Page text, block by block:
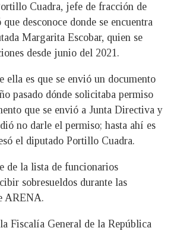
Cuadra, jefe de fracción de
desconoce donde se encuentra
Margarita Escobar, quien se
desde junio del 2021.
ella es que se envió un documento
pasado dónde solicitaba permiso
que se envió a Junta Directiva y
no darle el permiso; hasta ahí es
el diputado Portillo Cuadra.
de la lista de funcionarios
sobresueldos durante las
ARENA.
Fiscalía General de la República